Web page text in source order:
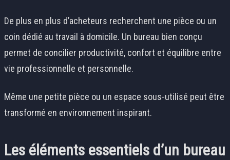
De plus en plus d’acheteurs recherchent une pièce ou un
coin dédié au travail à domicile. Un bureau bien conçu
permet de concilier productivité, confort et équilibre entre
vie professionnelle et personnelle.
Même une petite pièce ou un espace sous-utilisé peut être
transformé en environnement inspirant.
Les éléments essentiels d’un bureau